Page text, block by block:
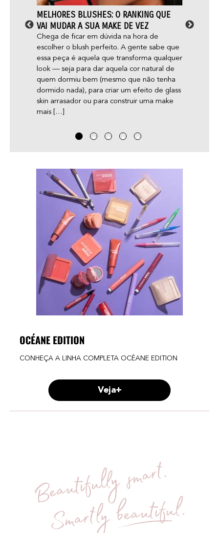
MELHORES BLUSHES: O RANKING QUE
VAI MUDAR A SUA MAKE DE VEZ
Chega de ficar em dúvida na hora de
escolher o blush perfeito. A gente sabe que
essa peça é aquela que transforma qualquer
look — seja para dar aquela cor natural de
quem dormiu bem (mesmo que não tenha
dormido nada), para criar um efeito de glass
skin arrasador ou para construir uma make
mais […]
OCÉANE EDITION
CONHEÇA A LINHA COMPLETA OCÉANE EDITION
Veja+